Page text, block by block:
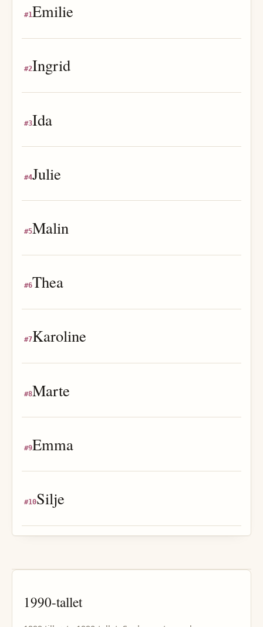
#1Emilie
#2Ingrid
#3Ida
#4Julie
#5Malin
#6Thea
#7Karoline
#8Marte
#9Emma
#10Silje
1990-tallet